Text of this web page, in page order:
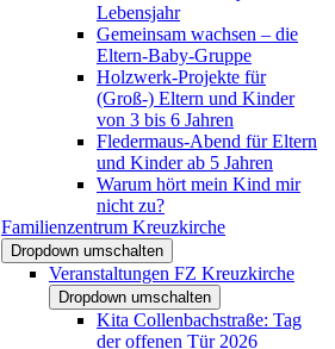
Lebensjahr
Gemeinsam wachsen – die
Eltern-Baby-Gruppe
Holzwerk-Projekte für
(Groß-) Eltern und Kinder
von 3 bis 6 Jahren
Fledermaus-Abend für Eltern
und Kinder ab 5 Jahren
Warum hört mein Kind mir
nicht zu?
Familienzentrum Kreuzkirche
Dropdown umschalten
Veranstaltungen FZ Kreuzkirche
Dropdown umschalten
Kita Collenbachstraße: Tag
der offenen Tür 2026